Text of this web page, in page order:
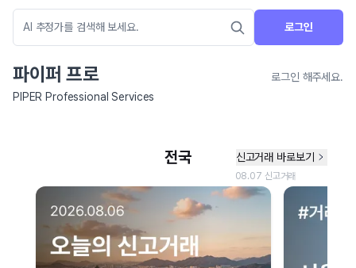
로그인
파이퍼 프로
로그인 해주세요.
PIPER Professional Services